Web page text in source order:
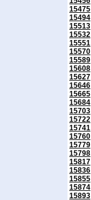
15475
15494
15513
15532
15551
15570
15589
15608
15627
15646
15665
15684
15703
15722
15741
15760
15779
15798
15817
15836
15855
15874
15893